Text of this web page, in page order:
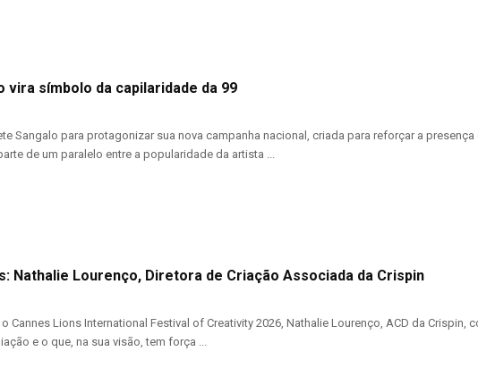
vira símbolo da capilaridade da 99
Sangalo para protagonizar sua nova campanha nacional, criada para reforçar a
de um paralelo entre a popularidade da artista ...
Nathalie Lourenço, Diretora de Criação Associada da Crispin
Cannes Lions International Festival of Creativity 2026, Nathalie Lourenço, ACD da Crispin,
e o que, na sua visão, tem força ...